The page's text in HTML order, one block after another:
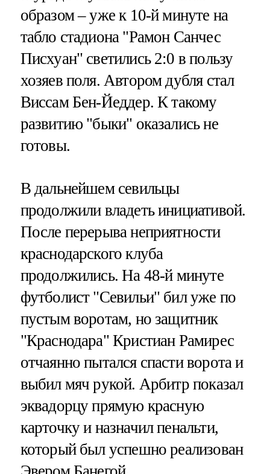
образом – уже к 10-й минуте на
табло стадиона "Рамон Санчес
Писхуан" светились 2:0 в пользу
хозяев поля. Автором дубля стал
Виссам Бен-Йеддер. К такому
развитию "быки" оказались не
готовы.
В дальнейшем севильцы
продолжили владеть инициативой.
После перерыва неприятности
краснодарского клуба
продолжились. На 48-й минуте
футболист "Севильи" бил уже по
пустым воротам, но защитник
"Краснодара" Кристиан Рамирес
отчаянно пытался спасти ворота и
выбил мяч рукой. Арбитр показал
эквадорцу прямую красную
карточку и назначил пенальти,
который был успешно реализован